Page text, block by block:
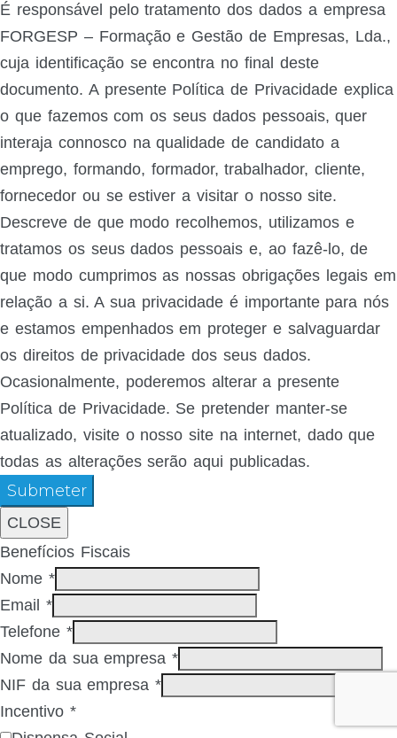
É responsável pelo tratamento dos dados a empresa
FORGESP – Formação e Gestão de Empresas, Lda.,
cuja identificação se encontra no final deste
documento. A presente Política de Privacidade explica
o que fazemos com os seus dados pessoais, quer
interaja connosco na qualidade de candidato a
emprego, formando, formador, trabalhador, cliente,
fornecedor ou se estiver a visitar o nosso site.
Descreve de que modo recolhemos, utilizamos e
tratamos os seus dados pessoais e, ao fazê-lo, de
que modo cumprimos as nossas obrigações legais em
relação a si. A sua privacidade é importante para nós
e estamos empenhados em proteger e salvaguardar
os direitos de privacidade dos seus dados.
Ocasionalmente, poderemos alterar a presente
Política de Privacidade. Se pretender manter-se
atualizado, visite o nosso site na internet, dado que
todas as alterações serão aqui publicadas.
Submeter
CLOSE
Benefícios Fiscais
Nome *
Email *
Telefone *
Nome da sua empresa*
NIF da sua empresa*
Incentivo *